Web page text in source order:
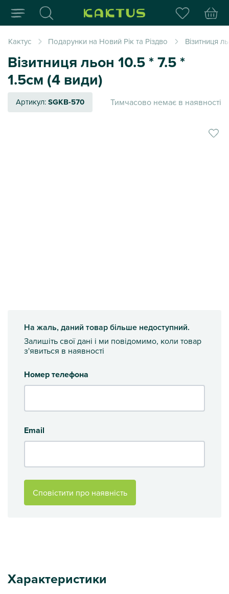
Інтернет-магазин
Кактус Подарунки на Новий Рік та Різдво Візитниця
Візитниця льон 10.5 * 7.5 *
1.5см (4 види)
Артикул:SGKB-570 Тимчасово немає в наявності
На жаль, даний товар більше недоступний.
Залишіть свої дані і ми повідомимо, коли товар
з'явиться в наявності
Номер телефона
Email
Сповістити про наявність
Характеристики